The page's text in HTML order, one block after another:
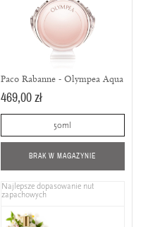
Paco Rabanne - Olympea Aqua
469,00 zł
50ml
BRAK W MAGAZYNIE
Najlepsze dopasowanie nut
zapachowych